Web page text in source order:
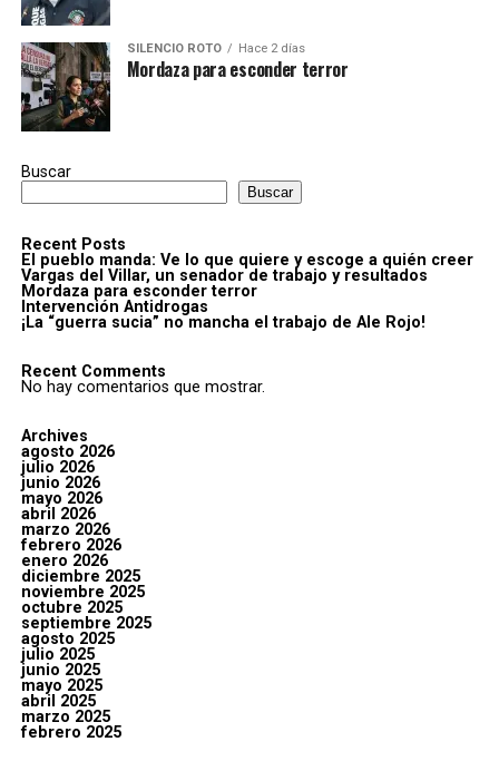
SILENCIO ROTO Hace 2 días
Mordaza para esconder terror
Buscar
Buscar
Recent Posts
El pueblo manda: Ve lo que quiere y escoge a quién creer
Vargas del Villar, un senador de trabajo y resultados
Mordaza para esconder terror
Intervención Antidrogas
¡La “guerra sucia” no mancha el trabajo de Ale Rojo!
Recent Comments
No hay comentarios que mostrar.
Archives
agosto 2026
julio 2026
junio 2026
mayo 2026
abril 2026
marzo 2026
febrero 2026
enero 2026
diciembre 2025
noviembre 2025
octubre 2025
septiembre 2025
agosto 2025
julio 2025
junio 2025
mayo 2025
abril 2025
marzo 2025
febrero 2025